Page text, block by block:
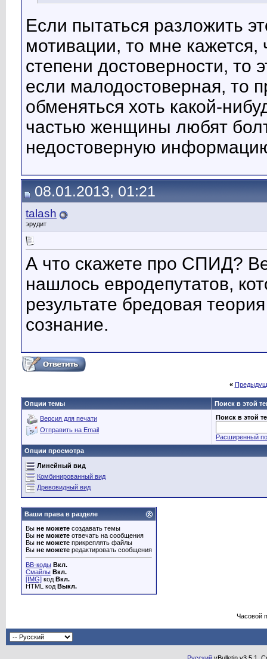
Если пытаться разложить
мотивации, то мне
степени достоверности, то
если малодостоверная, то
обменяться хоть какой-
частью женщины любят
недостоверную
08.01.2013, 01:21
talash
эрудит
А что скажете про СПИД?
нашлось евродепутатов,
результате бредовая
сознание.
«
Опции темы Поиск в этой
Версия для печати
Отправить на Email
Поиск в этой
Расширенный
Опции просмотра
Линейный вид
Комбинированный вид
Древовидный вид
Ваши права в разделе
Вы не можете создавать темы
Вы не можете отвечать на сообщения
Вы не можете прикреплять файлы
Вы не можете редактировать сообщения
BB-коды Вкл.
Смайлы Вкл.
[IMG] код Вкл.
HTML код Выкл.
Часовой